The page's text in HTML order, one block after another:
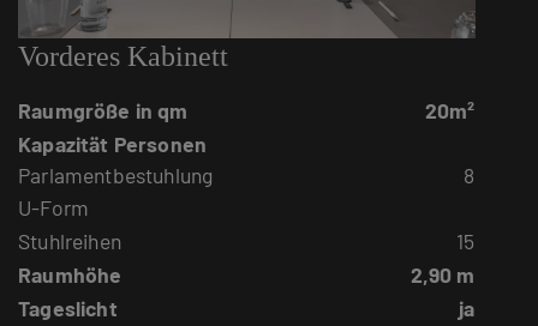
Vorderes Kabinett
Raumgröße in qm
20m²
Kapazität Personen
Parlamentbestuhlung
8
U-Form
Stuhlreihen
15
Raumhöhe
2,90 m
Tageslicht
ja